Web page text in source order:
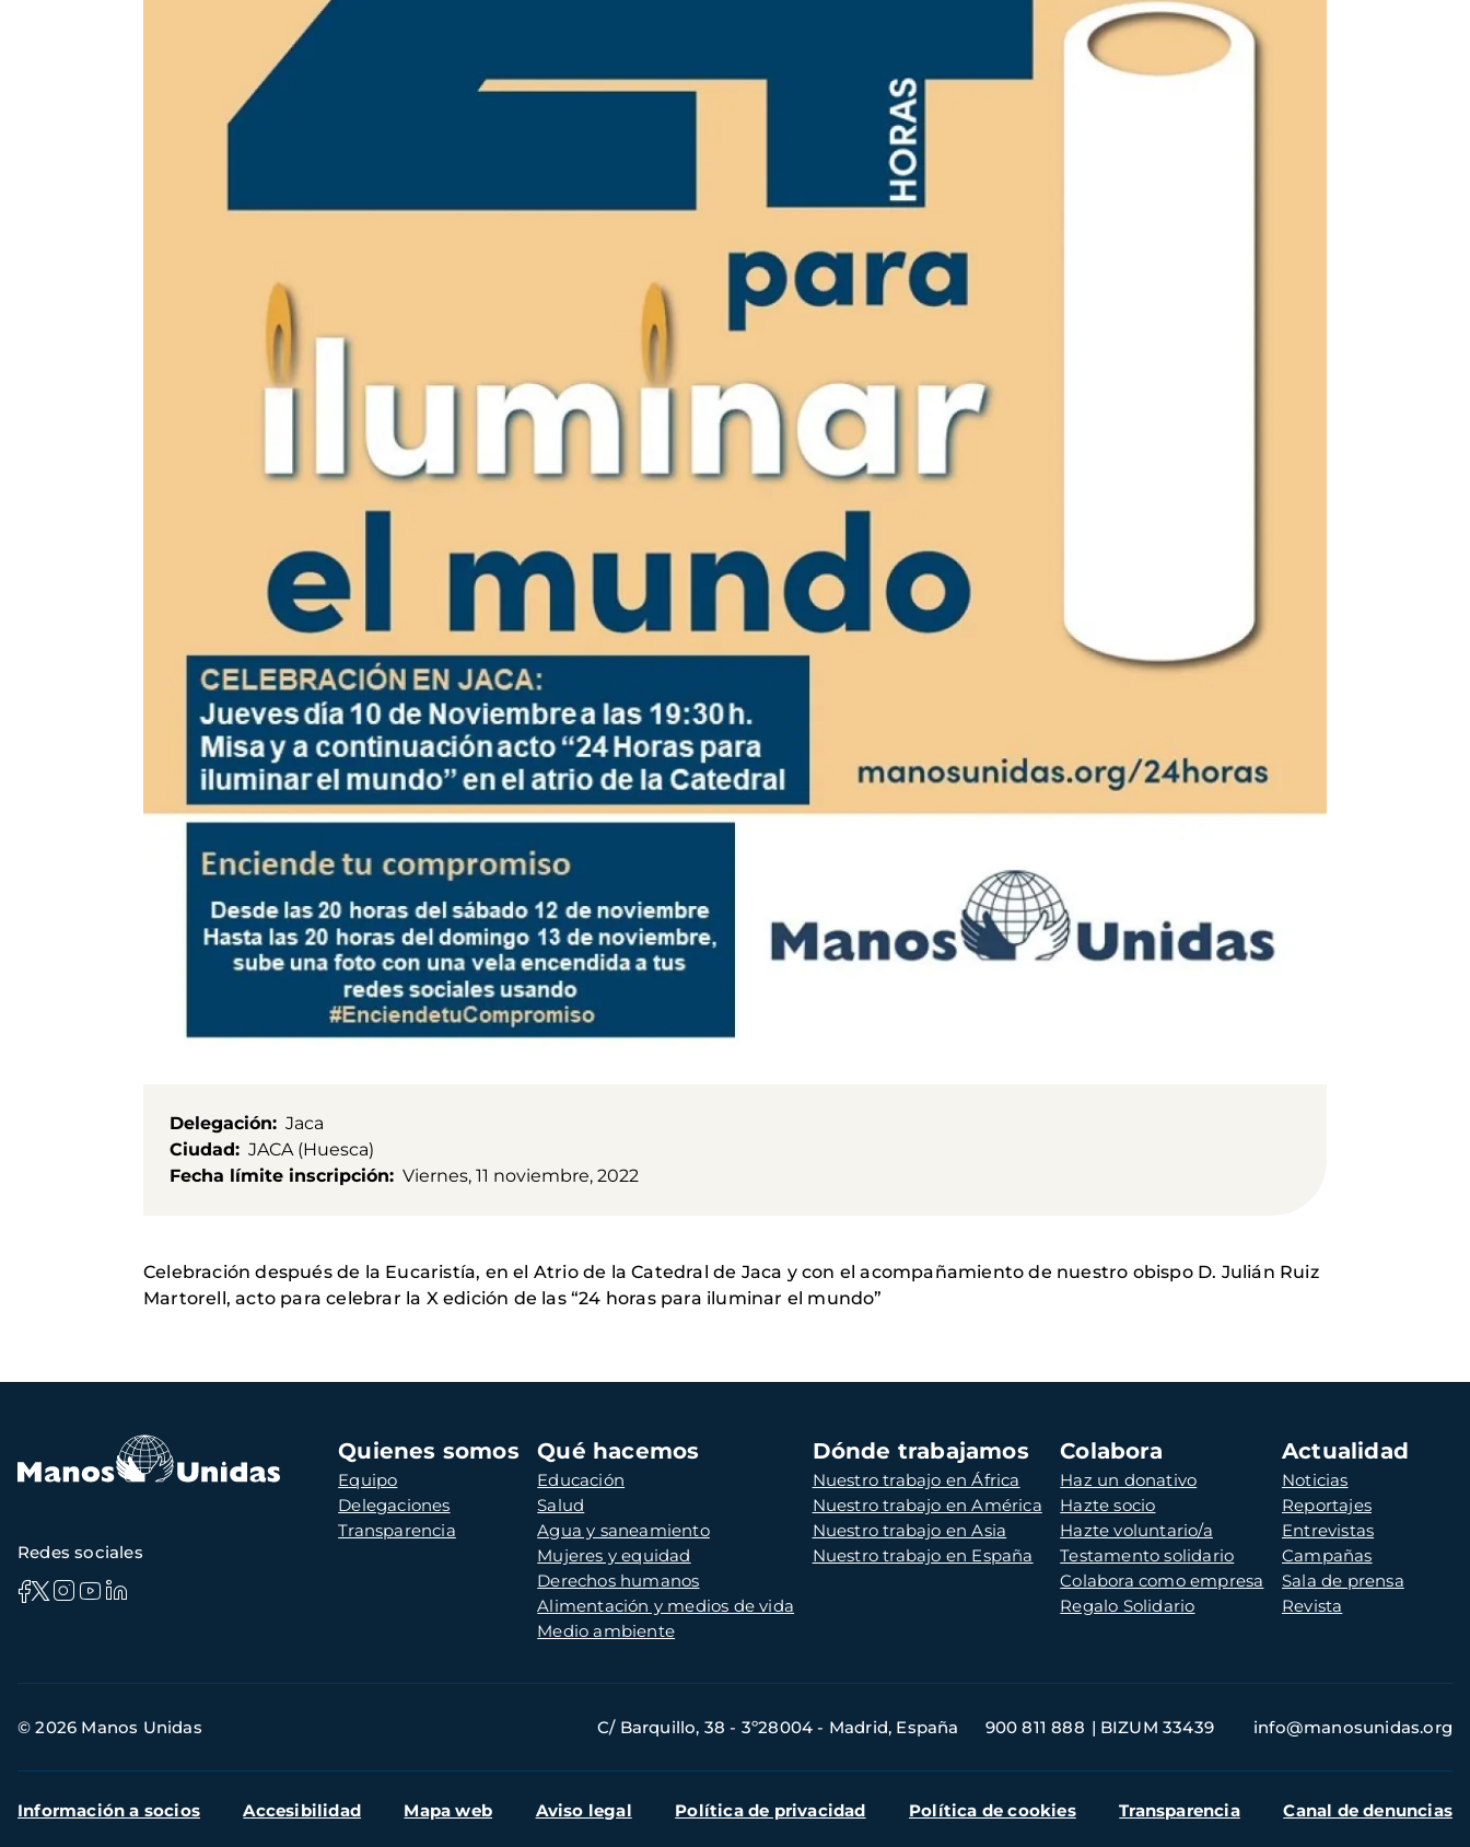
Delegación
Jaca
Ciudad
JACA (Huesca)
Fecha límite inscripción
Viernes, 11 noviembre, 2022
Celebración después de la Eucaristía, en el Atrio de la Catedral de Jaca y con el acompañamiento de nuestro obispo D. Julián Ruiz
Martorell, acto para celebrar la X edición de las “24 horas para iluminar el mundo”
Navegación
principal
Quienes somos
Equipo
Delegaciones
Transparencia
Qué hacemos
Educación
Salud
Agua y saneamiento
Mujeres y equidad
Derechos humanos
Alimentación y medios de vida
Medio ambiente
Dónde trabajamos
Nuestro trabajo en África
Nuestro trabajo en América
Nuestro trabajo en Asia
Nuestro trabajo en España
Colabora
Haz un donativo
Hazte socio
Hazte voluntario/a
Testamento solidario
Colabora como empresa
Regalo Solidario
Actualidad
Noticias
Reportajes
Entrevistas
Campañas
Sala de prensa
Revista
Redes sociales
de
© 2026 Manos Unidas C/ Barquillo, 38 - 3º28004 - Madrid, España 900 811 888 BIZUM 33439 info@manosunidas.org
Menú
Información a socios Accesibilidad Mapa web Aviso legal Política de privacidad Política de cookies Transparencia Canal de denuncias